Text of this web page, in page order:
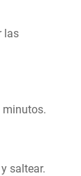
las
minutos.
saltear.